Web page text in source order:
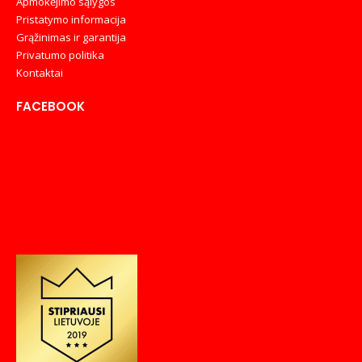
Pristatymo informacija
Grąžinimas ir garantija
Privatumo politika
Kontaktai
FACEBOOK